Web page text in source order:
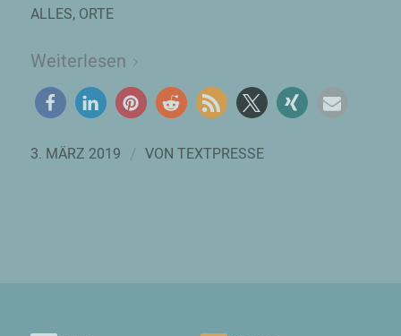
ALLES, ORTE
Weiterlesen
3. MÄRZ 2019 / VON TEXTPRESSE